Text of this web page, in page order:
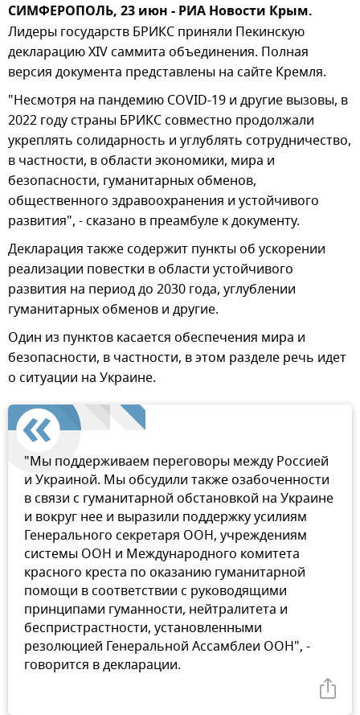
СИМФЕРОПОЛЬ, 23 июн - РИА Новости Крым.
Лидеры государств БРИКС приняли Пекинскую
декларацию XIV саммита объединения. Полная
версия документа представлены на сайте Кремля.
"Несмотря на пандемию COVID-19 и другие вызовы, в
2022 году страны БРИКС совместно продолжали
укреплять солидарность и углублять сотрудничество,
в частности, в области экономики, мира и
безопасности, гуманитарных обменов,
общественного здравоохранения и устойчивого
развития", - сказано в преамбуле к документу.
Декларация также содержит пункты об ускорении
реализации повестки в области устойчивого
развития на период до 2030 года, углублении
гуманитарных обменов и другие.
Один из пунктов касается обеспечения мира и
безопасности, в частности, в этом разделе речь идет
о ситуации на Украине.
"Мы поддерживаем переговоры между Россией
и Украиной. Мы обсудили также озабоченности
в связи с гуманитарной обстановкой на Украине
и вокруг нее и выразили поддержку усилиям
Генерального секретаря ООН, учреждениям
системы ООН и Международного комитета
красного креста по оказанию гуманитарной
помощи в соответствии с руководящими
принципами гуманности, нейтралитета и
беспристрастности, установленными
резолюцией Генеральной Ассамблеи ООН", -
говорится в декларации.